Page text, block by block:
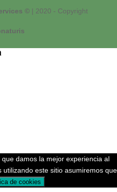
© | 2020 - Copyright
damos la mejor experiencia al
este sitio asumiremos que
de cookies